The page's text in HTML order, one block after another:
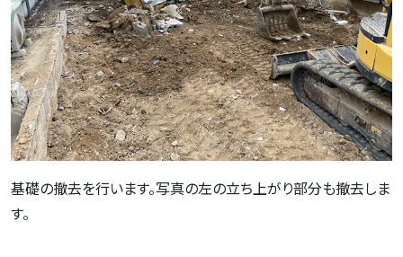
基礎の撤去を行います。写真の左の立ち上がり部分も撤去しま
す。